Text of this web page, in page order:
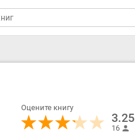
Оцените книгу
3.25
16